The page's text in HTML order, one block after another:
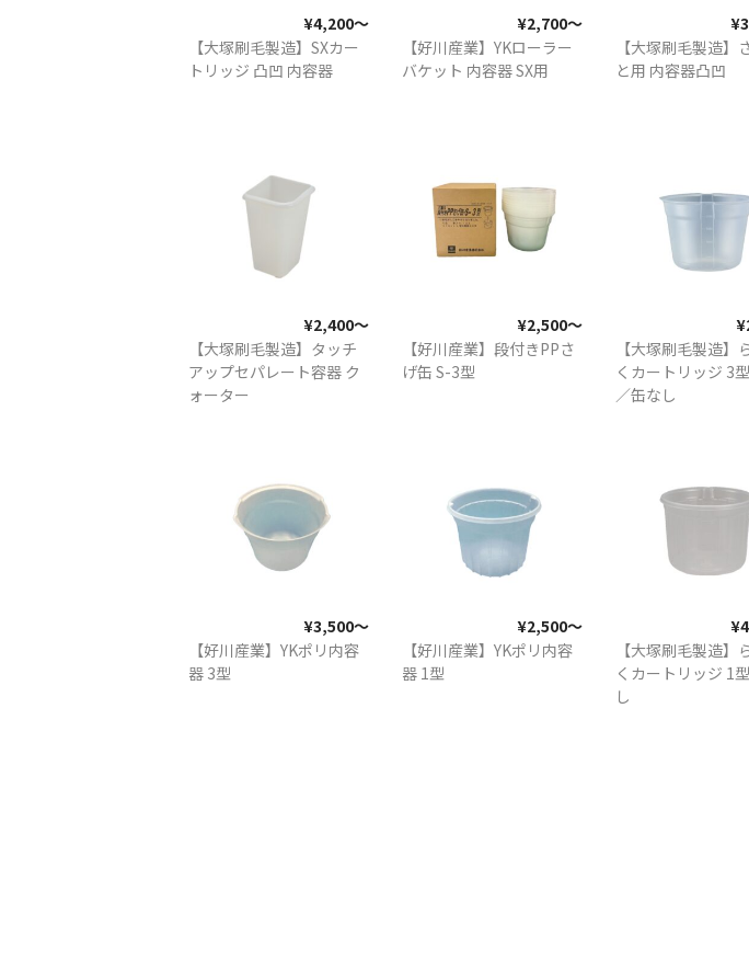
¥4,200〜
【大塚刷毛製造】SXカー
トリッジ 凸凹 内容器
¥2,700〜
【好川産業】YKローラー
バケット 内容器 SX用
【大塚刷毛製造】
と用 内容器凸凹
¥2,400〜
【大塚刷毛製造】タッチ
アップセパレート容器 ク
ォーター
¥2,500〜
【好川産業】段付きPPさ
げ缶 S-3型
【大塚刷毛製造】
くカートリッジ 3
／缶なし
¥3,500〜
【好川産業】YKポリ内容
器 3型
¥2,500〜
【好川産業】YKポリ内容
器 1型
【大塚刷毛製造】
くカートリッジ 1
し